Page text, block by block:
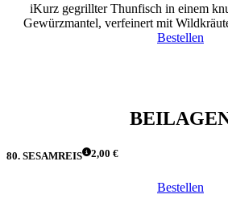
iKurz gegrillter Thunfisch in einem
Gewürzmantel, verfeinert mit
Bestellen
80. SESAMREIS 2,00 €
Bestellen